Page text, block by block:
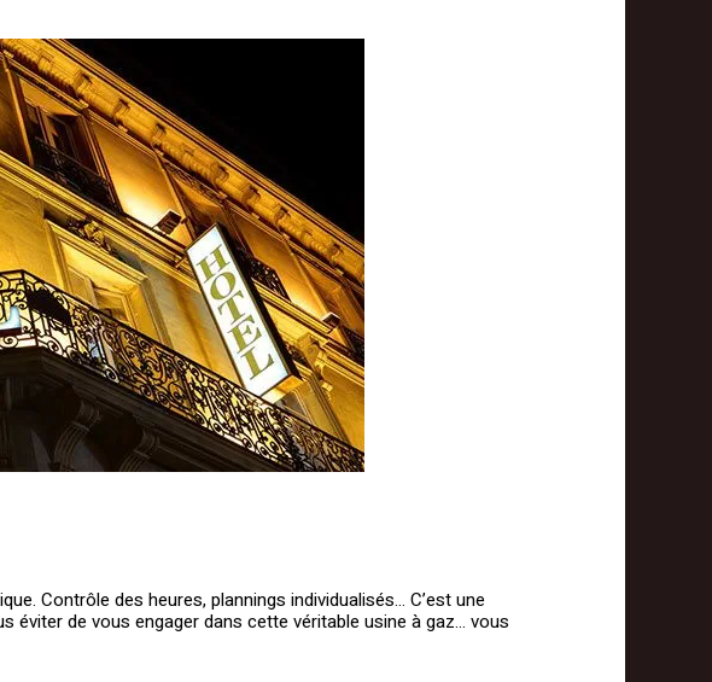
Contrôle des heures, plannings individualisés… C’est une
éviter de vous engager dans cette véritable usine à gaz… vous